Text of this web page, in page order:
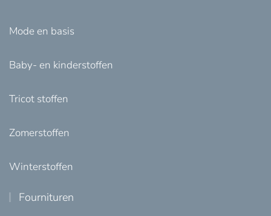
Mode en basis
Baby- en kinderstoffen
Tricot stoffen
Zomerstoffen
Winterstoffen
Fournituren